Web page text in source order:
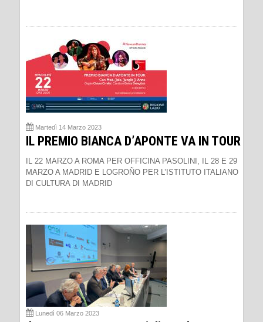
Martedì 14 Marzo 2023
IL PREMIO BIANCA D’APONTE VA IN TOUR
IL 22 MARZO A ROMA PER OFFICINA PASOLINI, IL 28 E 29
MARZO A MADRID E LOGROÑO PER L’ISTITUTO ITALIANO
DI CULTURA DI MADRID
Lunedì 06 Marzo 2023